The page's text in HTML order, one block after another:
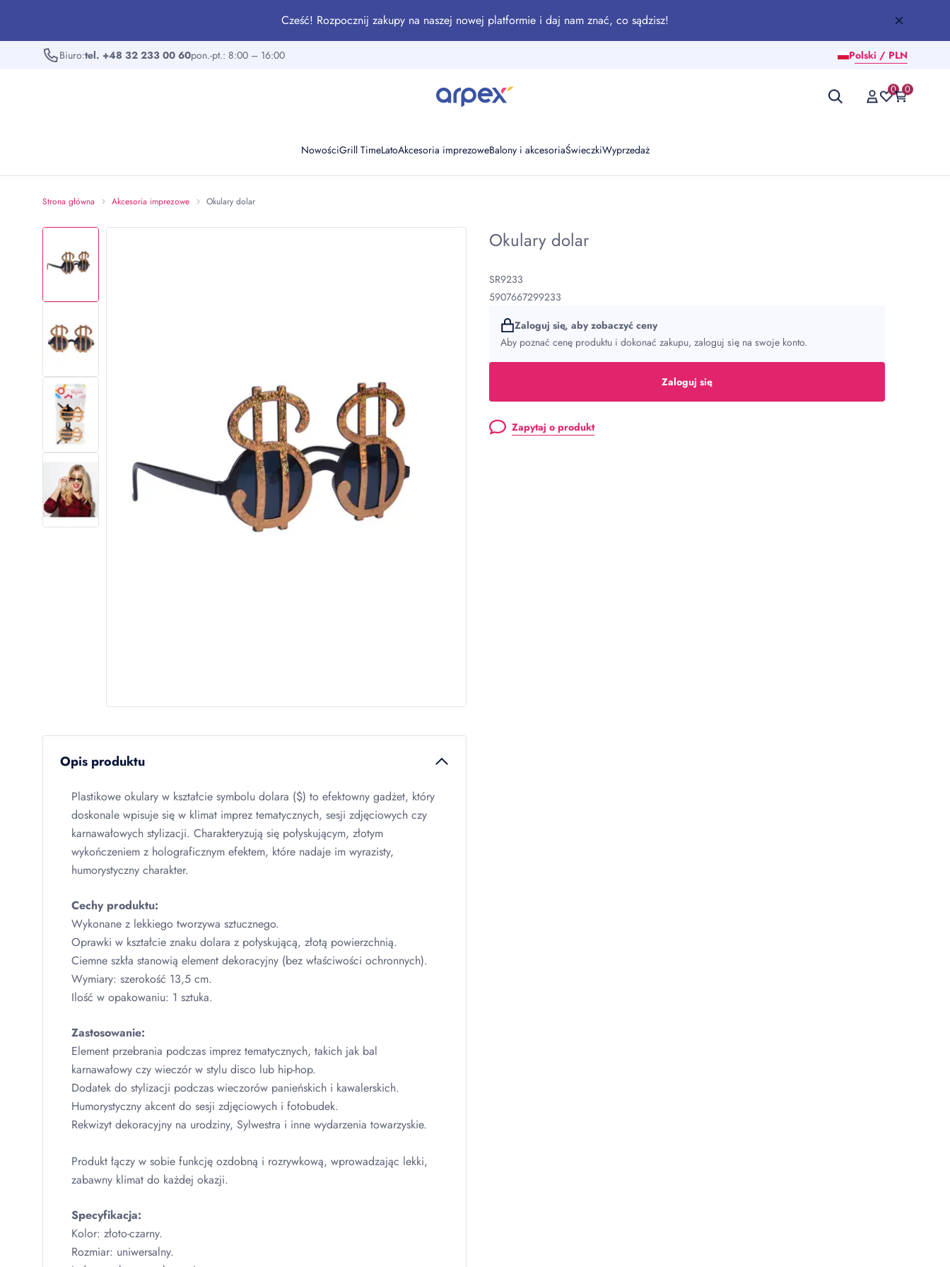
Cześć! Rozpocznij zakupy na naszej nowej platformie i daj nam znać, co sądzisz!
Biuro:tel. +48 32 233 00 60pon.-pt.: 8:00 – 16:00 Polski / PLN
0 0
NowościGrill TimeLatoAkcesoria imprezoweBalony i akcesoriaŚwieczkiWyprzedaż
Strona główna Akcesoria imprezowe Okulary dolar
Okulary dolar
SR9233
5907667299233
Zaloguj się, aby zobaczyć ceny
Aby poznać cenę produktu i dokonać zakupu, zaloguj się na swoje konto.
Zaloguj się
Zapytaj o produkt
Opis produktu
Plastikowe okulary w kształcie symbolu dolara ($) to efektowny gadżet, który
doskonale wpisuje się w klimat imprez tematycznych, sesji zdjęciowych czy
karnawałowych stylizacji. Charakteryzują się połyskującym, złotym
wykończeniem z holograficznym efektem, które nadaje im wyrazisty,
humorystyczny charakter.
Cechy produktu:
Wykonane z lekkiego tworzywa sztucznego.
Oprawki w kształcie znaku dolara z połyskującą, złotą powierzchnią.
Ciemne szkła stanowią element dekoracyjny (bez właściwości ochronnych).
Wymiary: szerokość 13,5 cm.
Ilość w opakowaniu: 1 sztuka.
Zastosowanie:
Element przebrania podczas imprez tematycznych, takich jak bal
karnawałowy czy wieczór w stylu disco lub hip-hop.
Dodatek do stylizacji podczas wieczorów panieńskich i kawalerskich.
Humorystyczny akcent do sesji zdjęciowych i fotobudek.
Rekwizyt dekoracyjny na urodziny, Sylwestra i inne wydarzenia towarzyskie.
Produkt łączy w sobie funkcję ozdobną i rozrywkową, wprowadzając lekki,
zabawny klimat do każdej okazji.
Specyfikacja:
Kolor: złoto-czarny.
Rozmiar: uniwersalny.